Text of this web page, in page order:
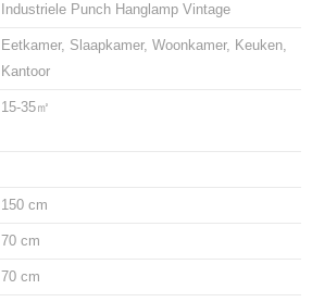
Industriele Punch Hanglamp Vintage
Eetkamer, Slaapkamer, Woonkamer, Keuken,
Kantoor
15-35㎡
150 cm
70 cm
70 cm